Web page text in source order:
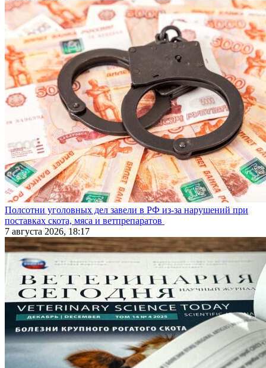
Полсотни уголовных дел завели в РФ из-за нарушений при
поставках скота, мяса и ветпрепаратов
7 августа 2026, 18:17